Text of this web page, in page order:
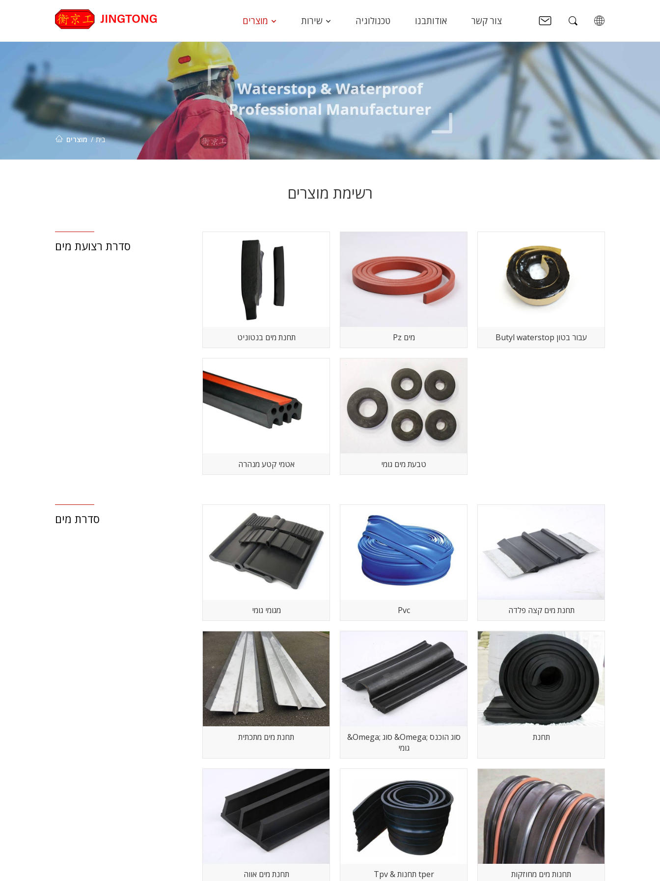
מוצרים שירות טכנולוגיה אודותבנו צור קשר
בית מוצרים
רשימת מוצרים
סדרת רצועת מים
תחנת מים בנטוניט Pz מים Butyl waterstop עבור בטון
אטמי קטע מנהרה טבעת מים גומי
סדרת מים
מגומי גומי Pvc תחנת מים קצה פלדה
תחנת מים מתכתית
&Omega; סוג &Omega; סוג הוכנס
גומי
תחנת
תחנת מים אווה Tpv & תחנות tper תחנות מים מחוזקות